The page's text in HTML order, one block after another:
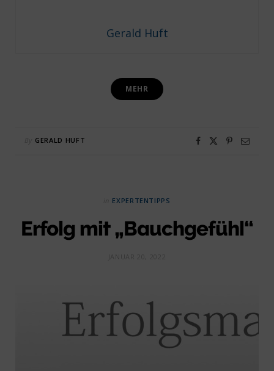
Gerald Huft
MEHR
GERALD HUFT
EXPERTENTIPPS
Erfolg mit „Bauchgefühl“